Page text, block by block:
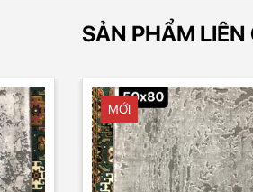
SẢN PHẨM LIÊN
MỚI